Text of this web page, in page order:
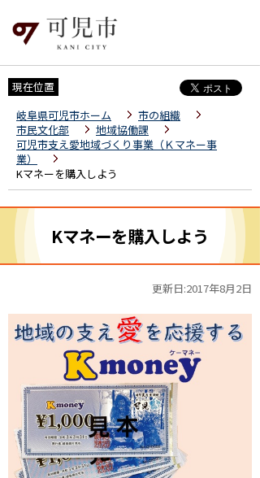
現在位置
岐阜県可児市ホーム
市の組織
市民文化部
地域協働課
可児市支え愛地域づくり事業（Ｋマネー事
業）
Kマネーを購入しよう
Kマネーを購入しよう
更新日:2017年8月2日